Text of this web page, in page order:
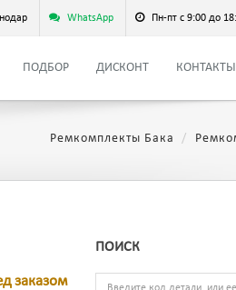
WhatsApp Пн-пт с 9:00 до
ПОДБОР ДИСКОНТ КОНТАКТЫ
Ремкомплекты Бака
заказом
ПОИСК